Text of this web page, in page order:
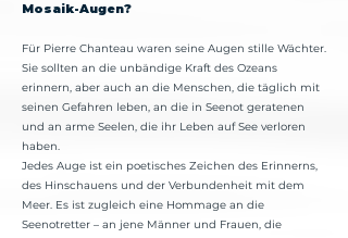
Mosaik-Augen?
Für Pierre Chanteau waren seine Augen stille Wächter.
Sie sollten an die unbändige Kraft des Ozeans
erinnern, aber auch an die Menschen, die täglich mit
seinen Gefahren leben, an die in Seenot geratenen
und an arme Seelen, die ihr Leben auf See verloren
haben.
Jedes Auge ist ein poetisches Zeichen des Erinnerns,
des Hinschauens und der Verbundenheit mit dem
Meer. Es ist zugleich eine Hommage an die
Seenotretter – an jene Männer und Frauen, die